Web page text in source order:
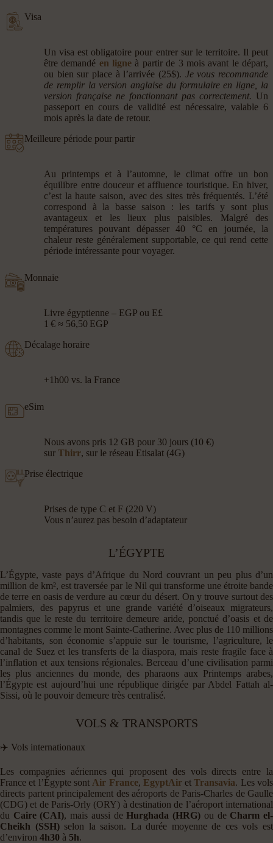
Visa
Un visa est obligatoire pour entrer sur le territoire. Il peut
être demandé en ligne à partir de 3 mois avant le départ,
ou bien sur place à l’arrivée (25$). Je vous recommande
de remplir la version anglaise du formulaire en ligne, la
version française ne fonctionnant pas correctement. Un
passeport en cours de validité est nécessaire, valable 6
mois après la date de retour.
Meilleure période pour partir
Au printemps et à l’automne, le climat offre un bon
équilibre entre douceur et affluence touristique. En hiver,
c’est la haute saison, avec des sites très fréquentés. L’été
correspond à la basse saison : les tarifs y sont plus
avantageux et les lieux plus paisibles. Malgré des
températures pouvant dépasser 40 °C en journée, la
chaleur reste généralement supportable, ce qui rend cette
période intéressante pour voyager.
Monnaie
Livre égyptienne – EGP ou E£
1 € ≈ 56,50 EGP
Décalage horaire
+1h00 vs. la France
eSim
Nous avons pris 12 GB pour 30 jours (10 €)
sur Thirr, sur le réseau Etisalat (4G)
Prise électrique
Prises de type C et F (220 V)
Vous n’aurez pas besoin d’adaptateur
L’ÉGYPTE
L’Égypte, vaste pays d’Afrique du Nord couvrant un peu plus d’un
million de km², est traversée par le Nil qui transforme une étroite bande
de terre en oasis de verdure au cœur du désert. On y trouve surtout des
palmiers, des papyrus et une grande variété d’oiseaux migrateurs,
tandis que le reste du territoire demeure aride, ponctué d’oasis et de
montagnes comme le mont Sainte-Catherine. Avec plus de 110 millions
d’habitants, son économie s’appuie sur le tourisme, l’agriculture, le
canal de Suez et les transferts de la diaspora, mais reste fragile face à
l’inflation et aux tensions régionales. Berceau d’une civilisation parmi
les plus anciennes du monde, des pharaons aux Printemps arabes,
l’Égypte est aujourd’hui une république dirigée par Abdel Fattah al-
Sissi, où le pouvoir demeure très centralisé.
VOLS & TRANSPORTS
✈️ Vols internationaux
Les compagnies aériennes qui proposent des vols directs entre la
France et l’Égypte sont Air France, EgyptAir etTransavia. Les vols
directs partent principalement des aéroports de Paris-Charles de Gaulle
(CDG) et de Paris-Orly (ORY) à destination de l’aéroport international
du Caire (CAI), mais aussi deHurghada (HRG) ou de Charm el-
Cheikh (SSH)selon la saison. La durée moyenne de ces vols est
d’environ 4h30 à 5h.